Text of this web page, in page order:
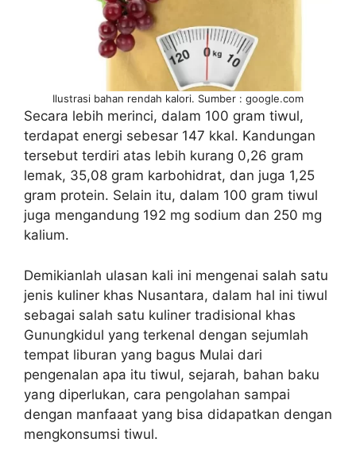
Ilustrasi bahan rendah kalori. Sumber : google.com
Secara lebih merinci, dalam 100 gram tiwul,
terdapat energi sebesar 147 kkal. Kandungan
tersebut terdiri atas lebih kurang 0,26 gram
lemak, 35,08 gram karbohidrat, dan juga 1,25
gram protein. Selain itu, dalam 100 gram tiwul
juga mengandung 192 mg sodium dan 250 mg
kalium.
Demikianlah ulasan kali ini mengenai salah satu
jenis kuliner khas Nusantara, dalam hal ini tiwul
sebagai salah satu kuliner tradisional khas
Gunungkidul yang terkenal dengan sejumlah
tempat liburan yang bagus Mulai dari
pengenalan apa itu tiwul, sejarah, bahan baku
yang diperlukan, cara pengolahan sampai
dengan manfaaat yang bisa didapatkan dengan
mengkonsumsi tiwul.